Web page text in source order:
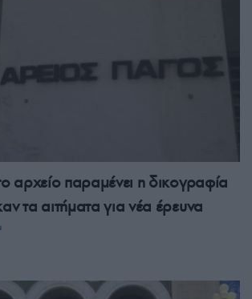
αρχείο παραμένει η δικογραφία
τα αιτήματα για νέα έρευνα